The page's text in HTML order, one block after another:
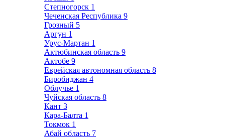
Степногорск 1
Чеченская Республика 9
Грозный 5
Аргун 1
Урус-Мартан 1
Актюбинская область 9
Актобе 9
Еврейская автономная область 8
Биробиджан 4
Облучье 1
Чуйская область 8
Кант 3
Кара-Балта 1
Токмок 1
Абай область 7